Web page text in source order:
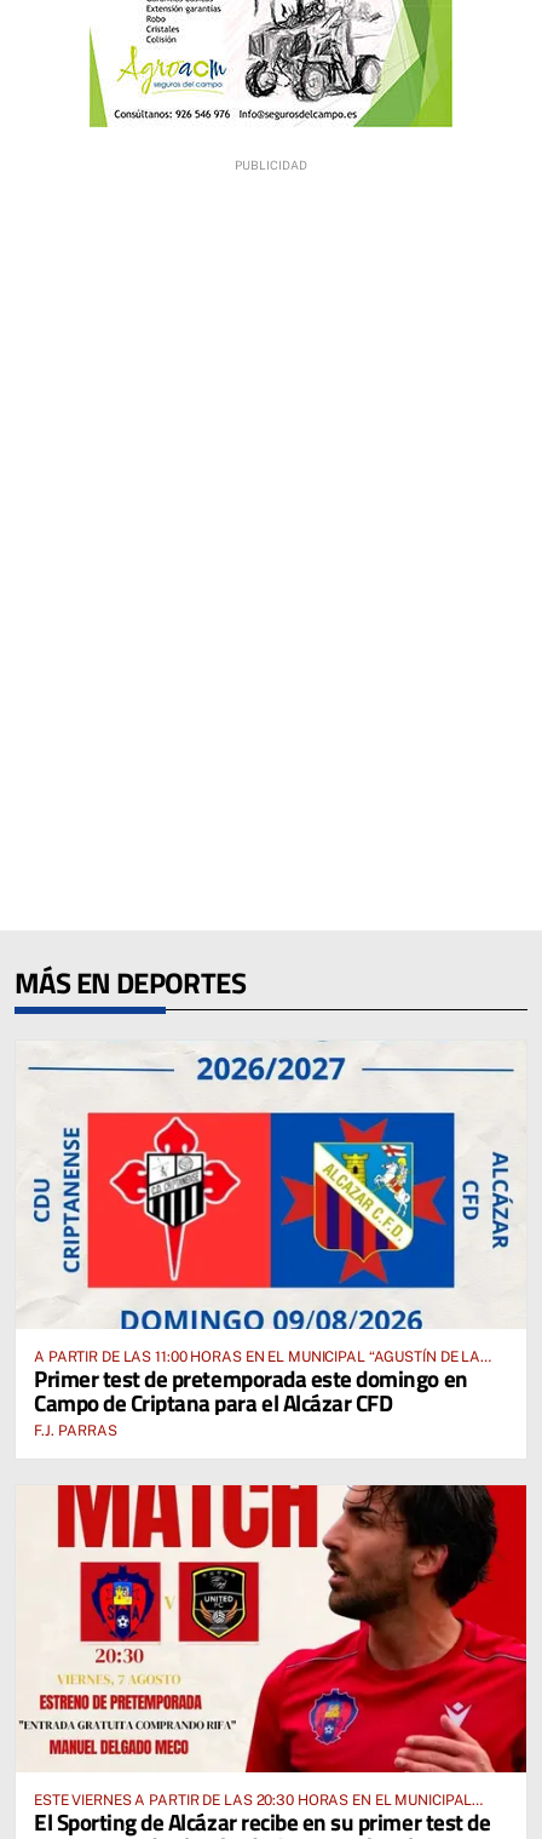
MÁS EN DEPORTES
A PARTIR DE LAS 11:00 HORAS EN EL MUNICIPAL “AGUSTÍN DE LA
FUENTE” ANTE EL CUD CRIPTANENSE
Primer test de pretemporada este domingo en
Campo de Criptana para el Alcázar CFD
F.J. PARRAS
ESTE VIERNES A PARTIR DE LAS 20:30 HORAS EN EL MUNICIPAL
“MANUEL DELGADO MECO”
El Sporting de Alcázar recibe en su primer test de